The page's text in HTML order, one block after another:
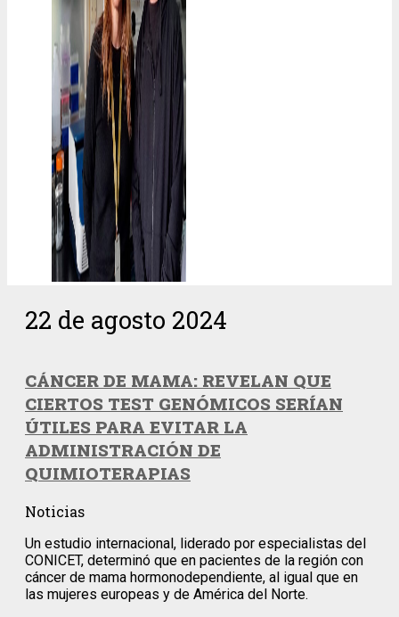
22 de agosto 2024
CÁNCER DE MAMA: REVELAN QUE
CIERTOS TEST GENÓMICOS SERÍAN
ÚTILES PARA EVITAR LA
ADMINISTRACIÓN DE
QUIMIOTERAPIAS
Noticias
Un estudio internacional, liderado por especialistas del
CONICET, determinó que en pacientes de la región con
cáncer de mama hormonodependiente, al igual que en
las mujeres europeas y de América del Norte.